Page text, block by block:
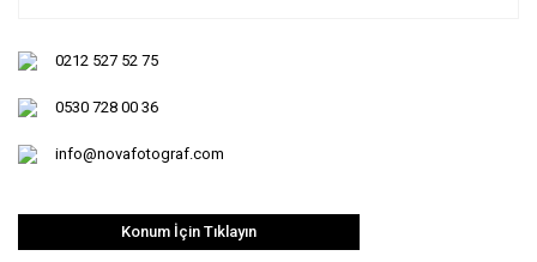
0212 527 52 75
0530 728 00 36
info@novafotograf.com
Konum İçin Tıklayın